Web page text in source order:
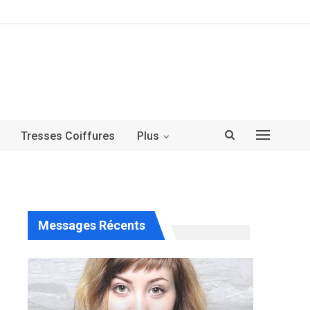
Tresses Coiffures Plus
Messages Récents